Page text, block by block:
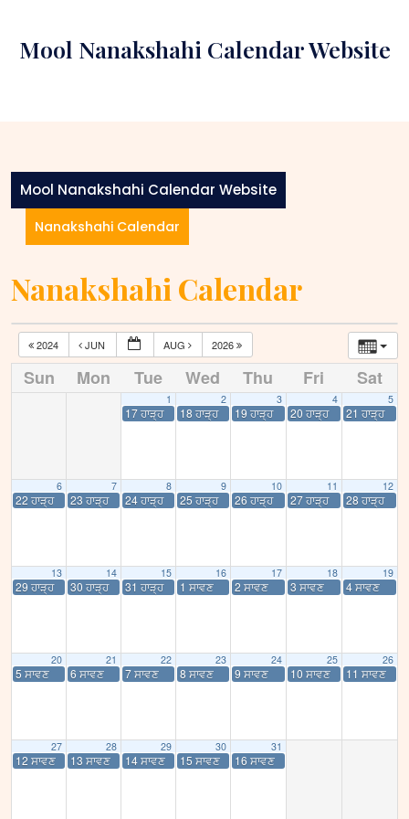
contentMool Nanakshahi Calendar Website
Mool Nanakshahi Calendar Website
Nanakshahi Calendar
Nanakshahi Calendar
2024 JUN AUG 2026
Sun Mon Tue Wed Thu Fri Sat
1
17 ਹਾੜ੍ਹ
2
18 ਹਾੜ੍ਹ
3
19 ਹਾੜ੍ਹ
4
20 ਹਾੜ੍ਹ
5
21 ਹਾੜ੍ਹ
6
22 ਹਾੜ੍ਹ
7
23 ਹਾੜ੍ਹ
8
24 ਹਾੜ੍ਹ
9
25 ਹਾੜ੍ਹ
10
26 ਹਾੜ੍ਹ
11
27 ਹਾੜ੍ਹ
12
28 ਹਾੜ੍ਹ
13
29 ਹਾੜ੍ਹ
14
30 ਹਾੜ੍ਹ
15
31 ਹਾੜ੍ਹ
16
1 ਸਾਵਣ
17
2 ਸਾਵਣ
18
3 ਸਾਵਣ
19
4 ਸਾਵਣ
20
5 ਸਾਵਣ
21
6 ਸਾਵਣ
22
7 ਸਾਵਣ
23
8 ਸਾਵਣ
24
9 ਸਾਵਣ
25
10 ਸਾਵਣ
26
11 ਸਾਵਣ
27
12 ਸਾਵਣ
28
13 ਸਾਵਣ
29
14 ਸਾਵਣ
30
15 ਸਾਵਣ
31
16 ਸਾਵਣ